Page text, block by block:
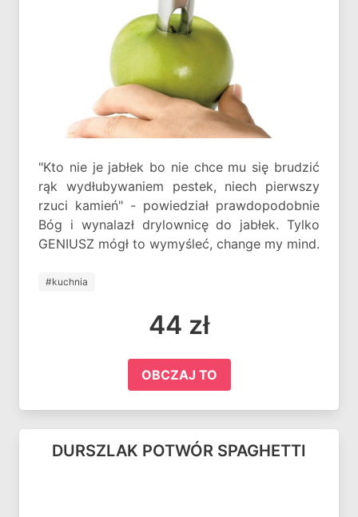
"Kto nie je jabłek bo nie chce mu się brudzić
rąk wydłubywaniem pestek, niech pierwszy
rzuci kamień" - powiedział prawdopodobnie
Bóg i wynalazł drylownicę do jabłek. Tylko
GENIUSZ mógł to wymyśleć, change my mind.
#kuchnia
44 zł
OBCZAJ TO
DURSZLAK POTWÓR SPAGHETTI